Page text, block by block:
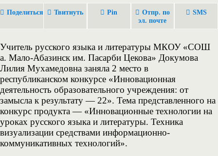
Поделиться Твитнуть Pin
Отпр. по
эл. почте
SMS
Учитель русского языка и литературы МКОУ «СОШ
а. Мало-Абазинск им. Пасарби Цекова» Докумова
Лилия Мухамедовна заняла 2 место в
республиканском конкурсе «Инновационная
деятельность образовательного учреждения: от
замысла к результату — 22». Тема представленного на
конкурс продукта — «Инновационные технологии на
уроках русского языка и литературы. Техника
визуализации средствами информационно-
коммуникативных технологий».